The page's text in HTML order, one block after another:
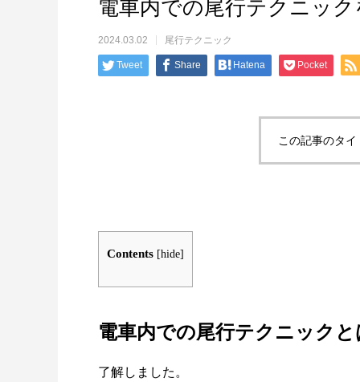
電車内での尾行テクニッ
2024.03.02 尾行テクニック
Tweet Share Hatena Pocket
この記事のタ
Contents [hide]
電車内での尾行テクニックと
了解しました。